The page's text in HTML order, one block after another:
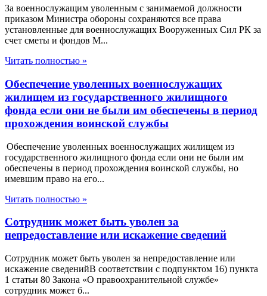
За военнослужащим уволенным с занимаемой должности
приказом Министра обороны сохраняются все права
установленные для военнослужащих Вооруженных Сил РК за
счет сметы и фондов М...
Читать полностью »
Обеспечение уволенных военнослужащих
жилищем из государственного жилищного
фонда если они не были им обеспечены в период
прохождения воинской службы
Обеспечение уволенных военнослужащих жилищем из
государственного жилищного фонда если они не были им
обеспечены в период прохождения воинской службы, но
имевшим право на его...
Читать полностью »
Сотрудник может быть уволен за
непредоставление или искажение сведений
Сотрудник может быть уволен за непредоставление или
искажение сведенийВ соответствии с подпунктом 16) пункта
1 статьи 80 Закона «О правоохранительной службе»
сотрудник может б...